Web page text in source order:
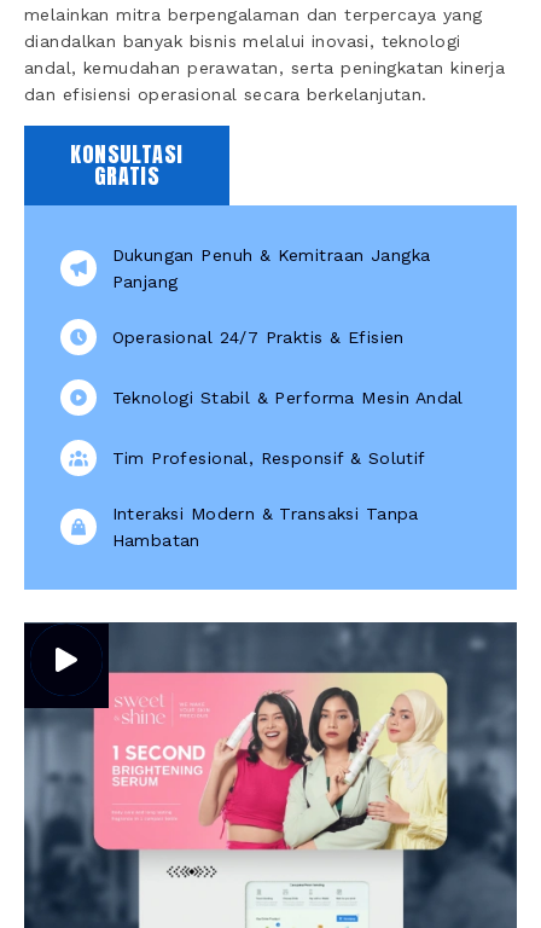
melainkan mitra berpengalaman dan terpercaya yang
diandalkan banyak bisnis melalui inovasi, teknologi
andal, kemudahan perawatan, serta peningkatan kinerja
dan efisiensi operasional secara berkelanjutan.
KONSULTASI
GRATIS
Dukungan Penuh & Kemitraan Jangka
Panjang
Operasional 24/7 Praktis & Efisien
Teknologi Stabil & Performa Mesin Andal
Tim Profesional, Responsif & Solutif
Interaksi Modern & Transaksi Tanpa
Hambatan